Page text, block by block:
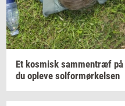
Et kos­misk sam­men­træf på
du op­le­ve sol­for­mør­kel­sen